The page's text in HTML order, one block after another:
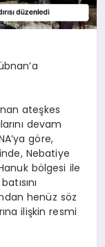
ateşkes
devam
göre,
Nebatiye
bölgesi ile
henüz söz
ilişkin resmi